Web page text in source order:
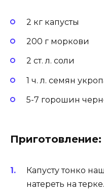
2 кг капусты
200 г моркови
2 ст. л. соли
1 ч. л. семян
5-7 горошин
Приготовление:
Капусту тонко
натереть на терке.